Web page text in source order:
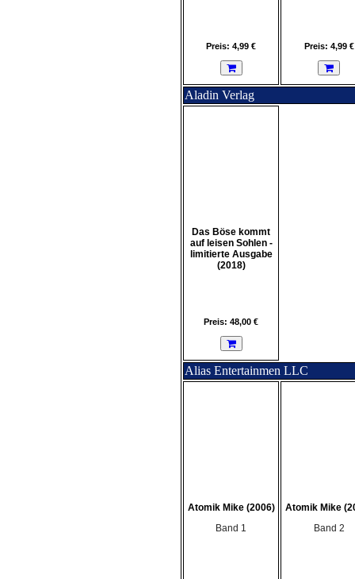
Preis: 4,99 € Preis: 4,99 €
Aladin Verlag
Das Böse kommt
auf leisen Sohlen -
limitierte Ausgabe
(2018)
Preis: 48,00 €
Alias Entertainmen LLC
Atomik Mike (2006)
Band 1
Atomik Mike
Band 2